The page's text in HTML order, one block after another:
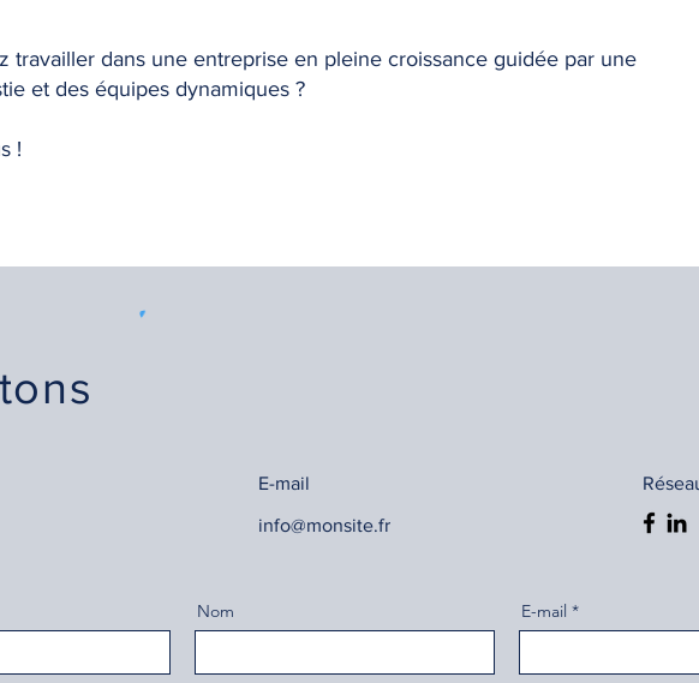
travailler dans une entreprise en pleine croissance guidée par une
et des équipes dynamiques ?
!
E-mail
info@monsite.fr
Nom E-mail